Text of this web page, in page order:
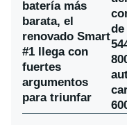
batería más
barata, el
renovado Smart
#1 llega con
fuertes
argumentos
para triunfar
de